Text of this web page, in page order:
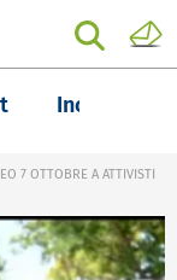
Inchieste
7 OTTOBRE A ATTIVISTI